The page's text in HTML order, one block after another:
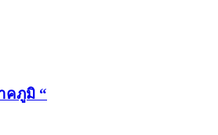
คภูมิ “